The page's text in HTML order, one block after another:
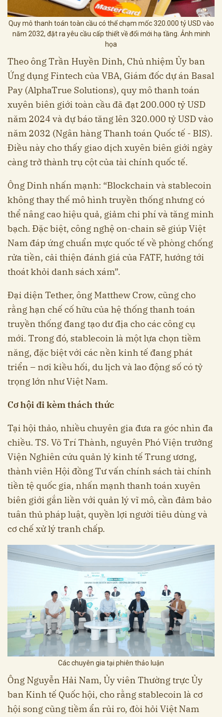
Quy mô thanh toán toàn cầu có thể chạm mốc 320.000 tỷ USD vào
năm 2032, đặt ra yêu cầu cấp thiết về đổi mới hạ tầng. Ảnh minh
họa
Theo ông Trần Huyền Dinh, Chủ nhiệm Ủy ban
Ứng dụng Fintech của VBA, Giám đốc dự án Basal
Pay (AlphaTrue Solutions), quy mô thanh toán
xuyên biên giới toàn cầu đã đạt 200.000 tỷ USD
năm 2024 và dự báo tăng lên 320.000 tỷ USD vào
năm 2032 (Ngân hàng Thanh toán Quốc tế - BIS).
Điều này cho thấy giao dịch xuyên biên giới ngày
càng trở thành trụ cột của tài chính quốc tế.
Ông Dinh nhấn mạnh: “Blockchain và stablecoin
không thay thế mô hình truyền thống nhưng có
thể nâng cao hiệu quả, giảm chi phí và tăng minh
bạch. Đặc biệt, công nghệ on-chain sẽ giúp Việt
Nam đáp ứng chuẩn mực quốc tế về phòng chống
rửa tiền, cải thiện đánh giá của FATF, hướng tới
thoát khỏi danh sách xám”.
Đại diện Tether, ông Matthew Crow, cũng cho
rằng hạn chế cố hữu của hệ thống thanh toán
truyền thống đang tạo dư địa cho các công cụ
mới. Trong đó, stablecoin là một lựa chọn tiềm
năng, đặc biệt với các nền kinh tế đang phát
triển – nơi kiều hối, du lịch và lao động số có tỷ
trọng lớn như Việt Nam.
Cơ hội đi kèm thách thức
Tại hội thảo, nhiều chuyên gia đưa ra góc nhìn đa
chiều. TS. Võ Trí Thành, nguyên Phó Viện trưởng
Viện Nghiên cứu quản lý kinh tế Trung ương,
thành viên Hội đồng Tư vấn chính sách tài chính
tiền tệ quốc gia, nhấn mạnh thanh toán xuyên
biên giới gắn liền với quản lý vĩ mô, cần đảm bảo
tuân thủ pháp luật, quyền lợi người tiêu dùng và
cơ chế xử lý tranh chấp.
Các chuyên gia tại phiên thảo luận
Ông Nguyễn Hải Nam, Ủy viên Thường trực Ủy
ban Kinh tế Quốc hội, cho rằng stablecoin là cơ
hội song cũng tiềm ẩn rủi ro, đòi hỏi Việt Nam